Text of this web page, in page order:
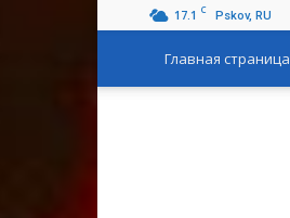
17.1 C Pskov, RU
Главная страница